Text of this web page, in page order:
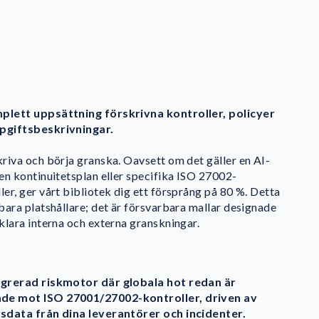
uppsättning förskrivna kontroller, policyer
och börja granska. Oavsett om det gäller en AI-
kontinuitetsplan eller specifika ISO 27002-
ger vårt bibliotek dig ett försprång på 80 %. Detta
platshållare; det är försvarbara mallar designade
interna och externa granskningar.
riskmotor där globala hot redan är
mot ISO 27001/27002-kontroller, driven av
från dina leverantörer och incidenter.